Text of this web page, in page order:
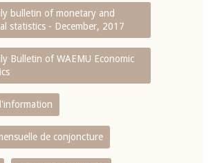
bulletin of monetary and
statistics - December, 2017
Bulletin of WAEMU Economic
de conjoncture